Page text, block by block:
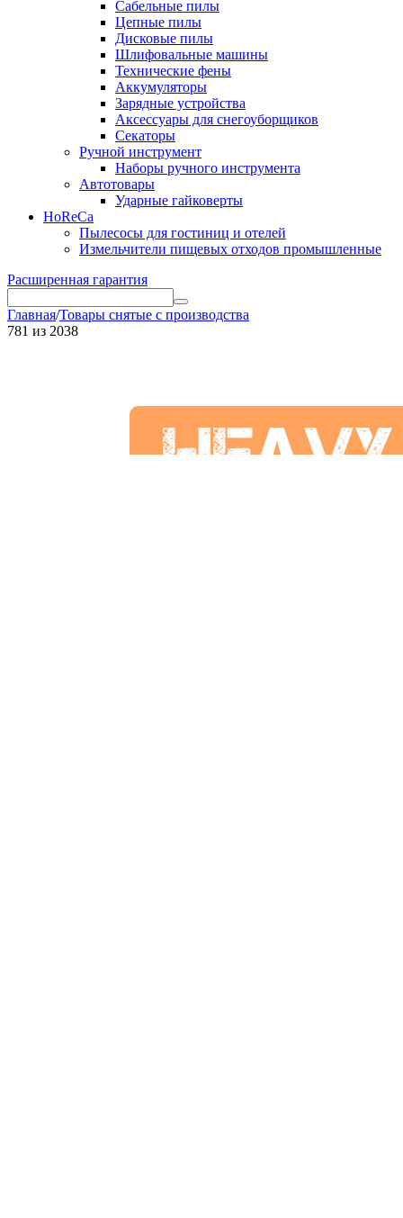
Сабельные пилы
Цепные пилы
Дисковые пилы
Шлифовальные машины
Технические фены
Аккумуляторы
Зарядные устройства
Аксессуары для снегоуборщиков
Секаторы
Ручной инструмент
Наборы ручного инструмента
Автотовары
Ударные гайковерты
HoReCa
Пылесосы для гостиниц и отелей
Измельчители пищевых отходов промышленные
Расширенная гарантия
Главная/Товары снятые с производства
781 из 2038